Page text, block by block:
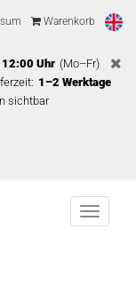
Warenkorb
12:00 Uhr (Mo–Fr)
1–2 Werktage
sichtbar
Menu